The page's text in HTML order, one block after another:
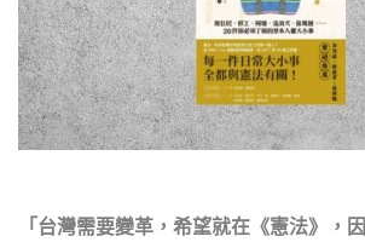
「台灣需要變革，希望就在《憲法》，